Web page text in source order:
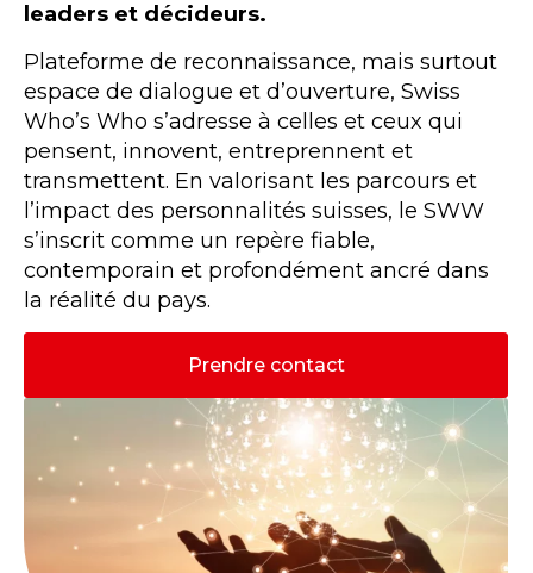
leaders et décideurs.
Plateforme de reconnaissance, mais surtout
espace de dialogue et d’ouverture, Swiss
Who’s Who s’adresse à celles et ceux qui
pensent, innovent, entreprennent et
transmettent. En valorisant les parcours et
l’impact des personnalités suisses, le SWW
s’inscrit comme un repère fiable,
contemporain et profondément ancré dans
la réalité du pays.
Prendre contact